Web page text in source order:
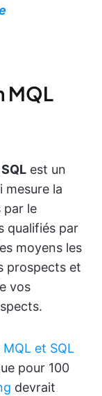
MQL
est un
mesure la
par le
qualifiés par
moyens les
prospects et
vos
et SQL
pour 100
devrait